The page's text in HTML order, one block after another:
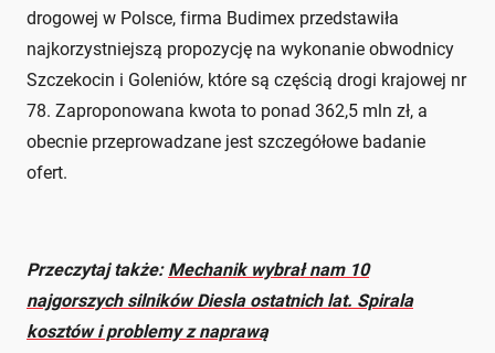
drogowej w Polsce, firma Budimex przedstawiła
najkorzystniejszą propozycję na wykonanie obwodnicy
Szczekocin i Goleniów, które są częścią drogi krajowej nr
78. Zaproponowana kwota to ponad 362,5 mln zł, a
obecnie przeprowadzane jest szczegółowe badanie
ofert.
Przeczytaj także: Mechanik wybrał nam 10
najgorszych silników Diesla ostatnich lat. Spirala
kosztów i problemy z naprawą